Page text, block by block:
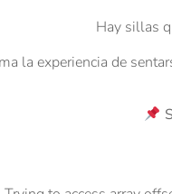
Hay sillas
la experiencia de